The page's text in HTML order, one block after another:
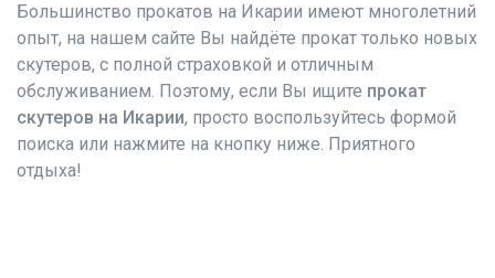
Большинство прокатов на Икарии имеют многолетний
опыт, на нашем сайте Вы найдёте прокат только новых
скутеров, с полной страховкой и отличным
обслуживанием. Поэтому, если Вы ищите прокат
скутеров на Икарии, просто воспользуйтесь формой
поиска или нажмите на кнопку ниже. Приятного
отдыха!